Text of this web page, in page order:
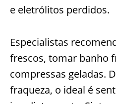
e eletrólitos perdidos.
Especialistas
frescos, tomar banho
compressas geladas.
fraqueza, o ideal é